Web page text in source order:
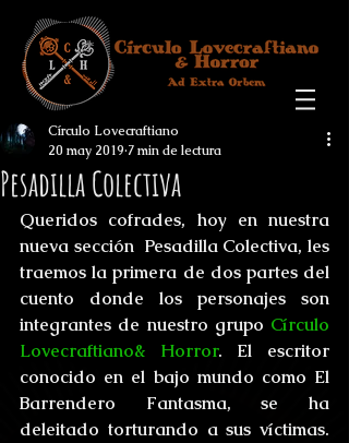
Pesadilla Colectiva
Círculo Lovecraftiano
20 may 2019 7 min de lectura
Queridos cofrades, hoy en nuestra
nueva sección Pesadilla Colectiva, les
traemos la primera de dos partes del
cuento donde los personajes son
integrantes de nuestro grupo Círculo
Lovecraftiano& Horror. El escritor
conocido en el bajo mundo como El
Barrendero Fantasma, se ha
deleitado torturando a sus víctimas.